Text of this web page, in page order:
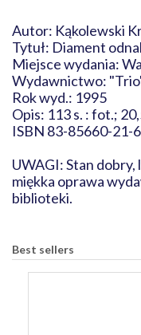
Autor: Kąkolewski
Tytuł: Diament
Miejsce wydania:
Wydawnictwo:
Rok wyd.: 1995
Opis: 113 s. : fot.;
ISBN 83-85660-21-6
UWAGI: Stan dobry,
miękka oprawa
biblioteki.
Best sellers